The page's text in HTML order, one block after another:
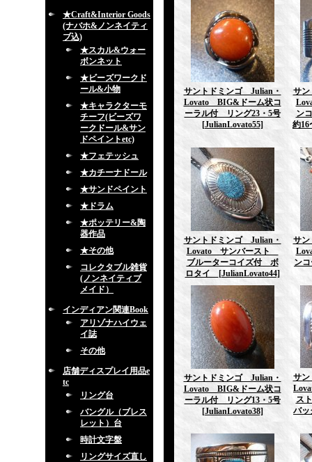
★Craft&Interior Goods
(ナバホ&ノンネイティ
ブ込)
★スカル&ウォー
ボンネット
★ビーズワークド
ール&小物
★キャラクターモ
チーフ(ビーズワ
ークドール&サン
ドペイントetc)
★フェテッシュ
★カチーナドール
★サンドペイント
★ドラム
★ポッテリー&陶
器作品
★その他
コレクタブル雑貨
(ノンネイティブ
メイド）
インディアン関連Book
アリゾナハイウェ
イ誌
その他
店舗ディスプレイ用品e
tc
リング台
バングル（ブレス
レット）台
時計文字盤
リングサイズ直し
サントドミンゴ Julian・
Lovato BIG&ドーム状コ
ーラル付 リング23・5号
[JulianLovato55]
サ
ン
約16
サントドミンゴ Julian・
Lovato サンバースト
ブルーターコイズ付 ボ
ロタイ
[JulianLovato44]
サ
ン
サントドミンゴ Julian・
Lovato BIG&ドーム状コ
ーラル付 リング13・5号
[JulianLovato38]
サ
ス
バッ